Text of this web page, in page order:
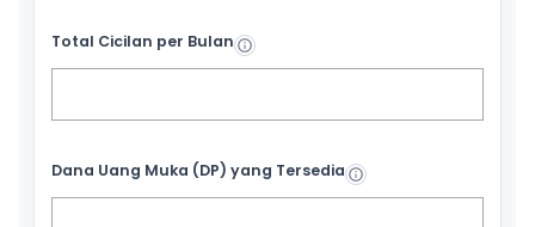
Total Cicilan per Bulan
Dana Uang Muka (DP) yang Tersedia